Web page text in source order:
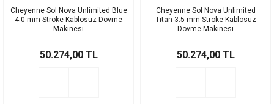
Cheyenne Sol Nova Unlimited Blue
4.0 mm Stroke Kablosuz Dövme
Makinesi
50.274,00 TL
Cheyenne Sol Nova Unlimited
Titan 3.5 mm Stroke Kablosuz
Dövme Makinesi
50.274,00 TL